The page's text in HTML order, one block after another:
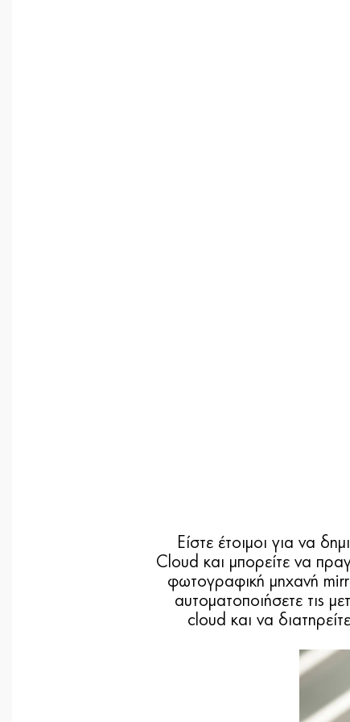
Είστε έτοιμοι για να
Cloud και μπορείτε να
φωτογραφική μηχανή
αυτοματοποιήσετε τις
cloud και να